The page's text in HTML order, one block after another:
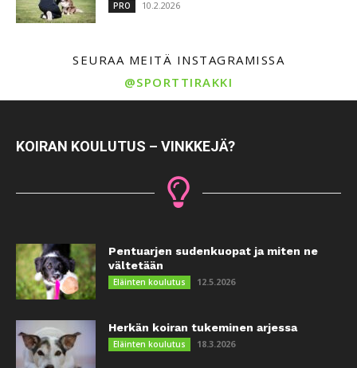
PRO 10.2.2026
SEURAA MEITÄ INSTAGRAMISSA
@SPORTTIRAKKI
KOIRAN KOULUTUS – VINKKEJÄ?
Pentuarjen sudenkuopat ja miten ne
vältetään
Eläinten koulutus 12.5.2026
Herkän koiran tukeminen arjessa
Eläinten koulutus 18.3.2026